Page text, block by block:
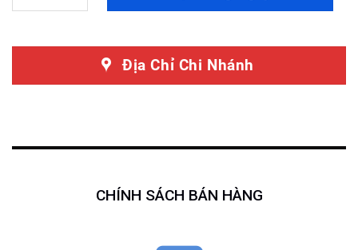
Địa Chỉ Chi Nhánh
CHÍNH SÁCH BÁN HÀNG